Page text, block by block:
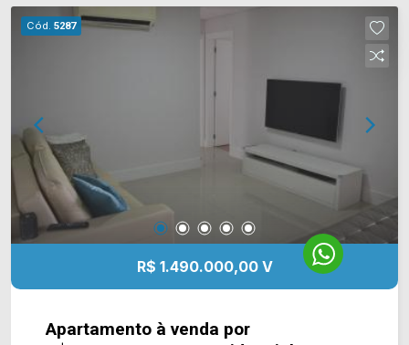
de garagem cobertas e Depósito. Condomínio
possui casa de campo com churrasqueira, piscina
ambiental, piscina infantil e adulto, piscina
redário e lareira, churrasqueira, quadra esportiva,
playground, decks, fitness, lounge gourmet,
lounge e jogos juvenis, salão de festas adulto,
jogos adulto, brinquedoteca, salão de jogos
infantil, salão de festas infantil, sauna seca,
Office, poço Artesiano, elevador Social e de
com a nossa equipe! (19) 9.9604 2478
Cód. 5287
R$ 1.490.000,00 V
Apartamento à venda por